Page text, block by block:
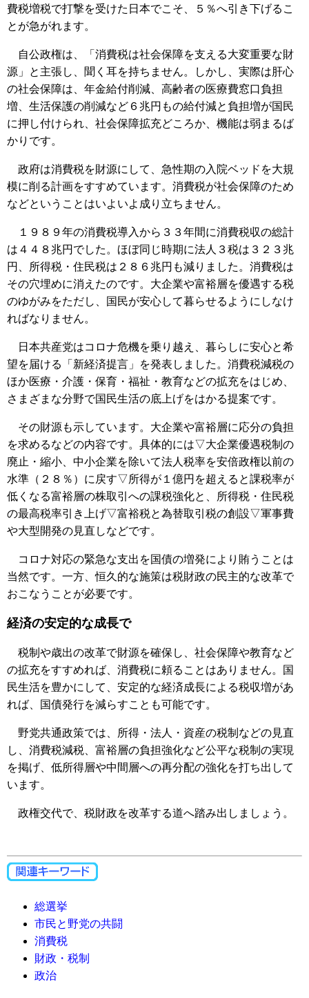
費税増税で打撃を受けた日本でこそ、５％へ引き下げるこ
とが急がれます。
自公政権は、「消費税は社会保障を支える大変重要な財
源」と主張し、聞く耳を持ちません。しかし、実際は肝心
の社会保障は、年金給付削減、高齢者の医療費窓口負担
増、生活保護の削減など６兆円もの給付減と負担増が国民
に押し付けられ、社会保障拡充どころか、機能は弱まるば
かりです。
政府は消費税を財源にして、急性期の入院ベッドを大規
模に削る計画をすすめています。消費税が社会保障のため
などということはいよいよ成り立ちません。
１９８９年の消費税導入から３３年間に消費税収の総計
は４４８兆円でした。ほぼ同じ時期に法人３税は３２３兆
円、所得税・住民税は２８６兆円も減りました。消費税は
その穴埋めに消えたのです。大企業や富裕層を優遇する税
のゆがみをただし、国民が安心して暮らせるようにしなけ
ればなりません。
日本共産党はコロナ危機を乗り越え、暮らしに安心と希
望を届ける「新経済提言」を発表しました。消費税減税の
ほか医療・介護・保育・福祉・教育などの拡充をはじめ、
さまざまな分野で国民生活の底上げをはかる提案です。
その財源も示しています。大企業や富裕層に応分の負担
を求めるなどの内容です。具体的には▽大企業優遇税制の
廃止・縮小、中小企業を除いて法人税率を安倍政権以前の
水準（２８％）に戻す▽所得が１億円を超えると課税率が
低くなる富裕層の株取引への課税強化と、所得税・住民税
の最高税率引き上げ▽富裕税と為替取引税の創設▽軍事費
や大型開発の見直しなどです。
コロナ対応の緊急な支出を国債の増発により賄うことは
当然です。一方、恒久的な施策は税財政の民主的な改革で
おこなうことが必要です。
経済の安定的な成長で
税制や歳出の改革で財源を確保し、社会保障や教育など
の拡充をすすめれば、消費税に頼ることはありません。国
民生活を豊かにして、安定的な経済成長による税収増があ
れば、国債発行を減らすことも可能です。
野党共通政策では、所得・法人・資産の税制などの見直
し、消費税減税、富裕層の負担強化など公平な税制の実現
を掲げ、低所得層や中間層への再分配の強化を打ち出して
います。
政権交代で、税財政を改革する道へ踏み出しましょう。
総選挙
市民と野党の共闘
消費税
財政・税制
政治